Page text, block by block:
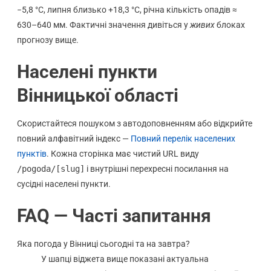
−5,8 °C, липня близько +18,3 °C, річна кількість опадів ≈
630–640 мм. Фактичні значення дивіться уживихблоках
прогнозу вище.
Населені пункти
Вінницької області
Скористайтеся пошуком з автодоповненням або відкрийте
повний алфавітний індекс — Повний перелік населених
пунктів. Кожна сторінка має чистий URL виду
/pogoda/[slug] і внутрішні перехресні посилання на
сусідні населені пункти.
FAQ — Часті запитання
Яка погода у Вінниці сьогодні та на завтра?
У шапці віджета вище показані актуальна